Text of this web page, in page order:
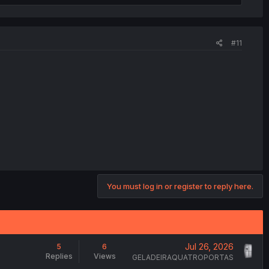
#11
You must log in or register to reply here.
5
Replies
6
Views
Jul 26, 2026
GELADEIRAQUATROPORTAS